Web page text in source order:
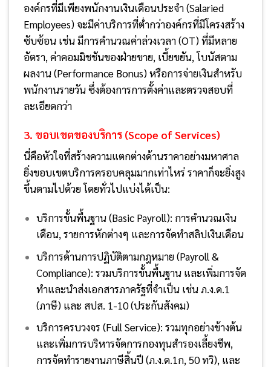
องค์กรที่มีเพียงพนักงานเงินเดือนประจำ (Salaried
Employees) จะมีค่าบริการที่ต่ำกว่าองค์กรที่มีโครงสร้าง
ซับซ้อน เช่น มีการคำนวณค่าล่วงเวลา (OT) ที่มีหลาย
อัตรา, ค่าคอมมิชชันของฝ่ายขาย, เบี้ยขยัน, โบนัสตาม
ผลงาน (Performance Bonus) หรือการจ่ายเงินสำหรับ
พนักงานรายวัน ซึ่งต้องการการตั้งค่าและตรวจสอบที่
ละเอียดกว่า
3. ขอบเขตของบริการ (Scope of Services)
นี่คือหัวใจที่สร้างความแตกต่างด้านราคาอย่างมหาศาล
ยิ่งขอบเขตบริการครอบคลุมมากเท่าไหร่ ราคาก็จะยิ่งสูง
ขึ้นตามไปด้วย โดยทั่วไปแบ่งได้เป็น:
บริการขั้นพื้นฐาน (Basic Payroll): การคำนวณเงิน
เดือน, รายการหักต่างๆ และการจัดทำสลิปเงินเดือน
บริการด้านการปฏิบัติตามกฎหมาย (Payroll &
Compliance): รวมบริการขั้นพื้นฐาน และเพิ่มการจัด
ทำและนำส่งเอกสารภาครัฐที่จำเป็น เช่น ภ.ง.ด.1
(ภาษี) และ สปส. 1-10 (ประกันสังคม)
บริการครบวงจร (Full Service): รวมทุกอย่างข้างต้น
และเพิ่มการบริหารจัดการกองทุนสำรองเลี้ยงชีพ,
การจัดทำรายงานภาษีสิ้นปี (ภ.ง.ด.1ก, 50 ทวิ), และ